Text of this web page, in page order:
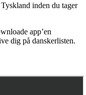
inden du tager
app’en
dig på danskerlisten.